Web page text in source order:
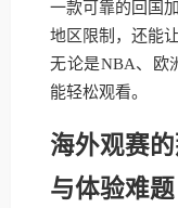
一款可靠的回国
地区限制，还能
无论是NBA、欧
能轻松观看。
海外观赛
与体验难题